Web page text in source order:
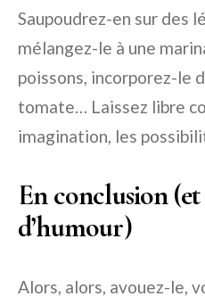
Saupoudrez-en sur des
mélangez-le à une
poissons, incorporez-le
tomate… Laissez libre
imagination, les
En conclusion
d’humour)
Alors, alors, avouez-le,